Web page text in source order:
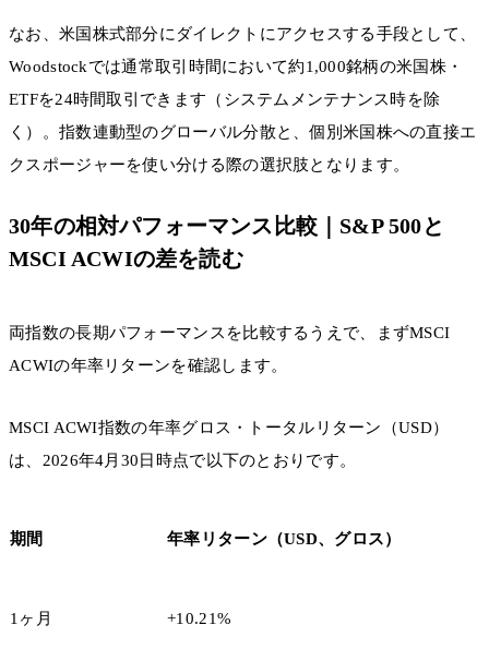
なお、米国株式部分にダイレクトにアクセスする手段として、
Woodstockでは通常取引時間において約1,000銘柄の米国株・
ETFを24時間取引できます（システムメンテナンス時を除
く）。指数連動型のグローバル分散と、個別米国株への直接エ
クスポージャーを使い分ける際の選択肢となります。
30年の相対パフォーマンス比較｜S&P 500と
MSCI ACWIの差を読む
両指数の長期パフォーマンスを比較するうえで、まずMSCI
ACWIの年率リターンを確認します。
MSCI ACWI指数の年率グロス・トータルリターン（USD）
は、2026年4月30日時点で以下のとおりです。
期間 年率リターン（USD、グロス）
1ヶ月 +10.21%